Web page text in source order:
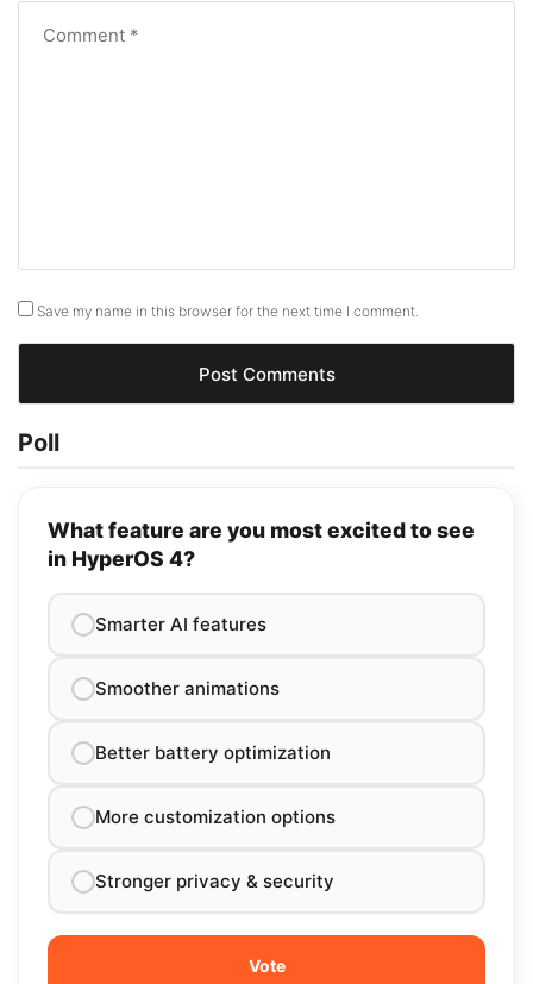
Save my name in this browser for the next time I comment.
Poll
What feature are you most excited to see
in HyperOS 4?
Smarter AI features
Smoother animations
Better battery optimization
More customization options
Stronger privacy & security